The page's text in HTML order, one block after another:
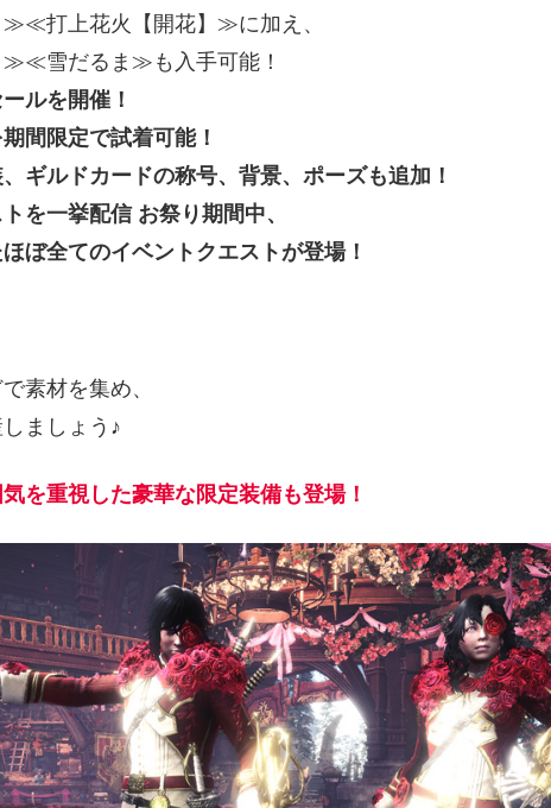
打上花火【開花】≫に加え、
雪だるま≫も入手可能！
ルを開催！
間限定で試着可能！
ギルドカードの称号、背景、ポーズも追加！
を一挙配信 お祭り期間中、
ぼ全てのイベントクエストが登場！
素材を集め、
ましょう♪
を重視した豪華な限定装備も登場！